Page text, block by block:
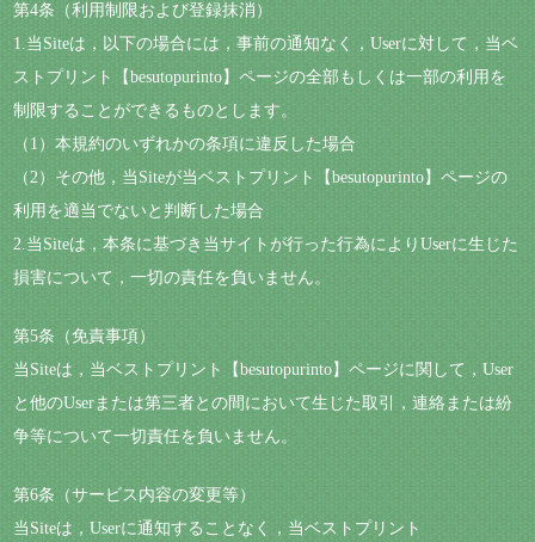
第4条（利用制限および登録抹消）
1.当Siteは，以下の場合には，事前の通知なく，Userに対して，当ベ
ストプリント【besutopurinto】ページの全部もしくは一部の利用を
制限することができるものとします。
（1）本規約のいずれかの条項に違反した場合
（2）その他，当Siteが当ベストプリント【besutopurinto】ページの
利用を適当でないと判断した場合
2.当Siteは，本条に基づき当サイトが行った行為によりUserに生じた
損害について，一切の責任を負いません。
第5条（免責事項）
当Siteは，当ベストプリント【besutopurinto】ページに関して，User
と他のUserまたは第三者との間において生じた取引，連絡または紛
争等について一切責任を負いません。
第6条（サービス内容の変更等）
当Siteは，Userに通知することなく，当ベストプリント